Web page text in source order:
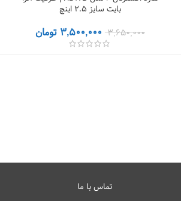
بایت سایز ۲.۵ اینچ
3,650,000
3,500,000 تومان
تماس با ما